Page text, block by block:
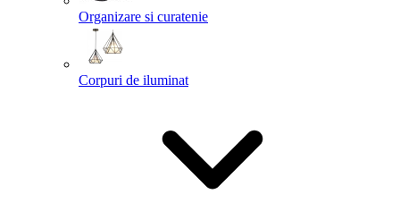
Organizare si curatenie
Corpuri de iluminat